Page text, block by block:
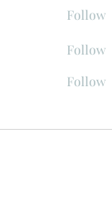
Follow
Follow
Follow